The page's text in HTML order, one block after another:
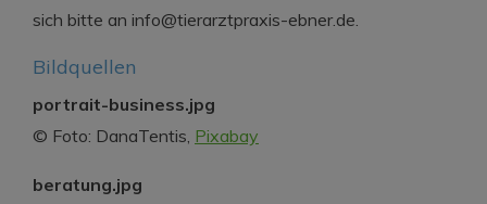
sich bitte an info@tierarztpraxis-ebner.de.
Bildquellen
portrait-business.jpg
© Foto: DanaTentis, Pixabay
beratung.jpg